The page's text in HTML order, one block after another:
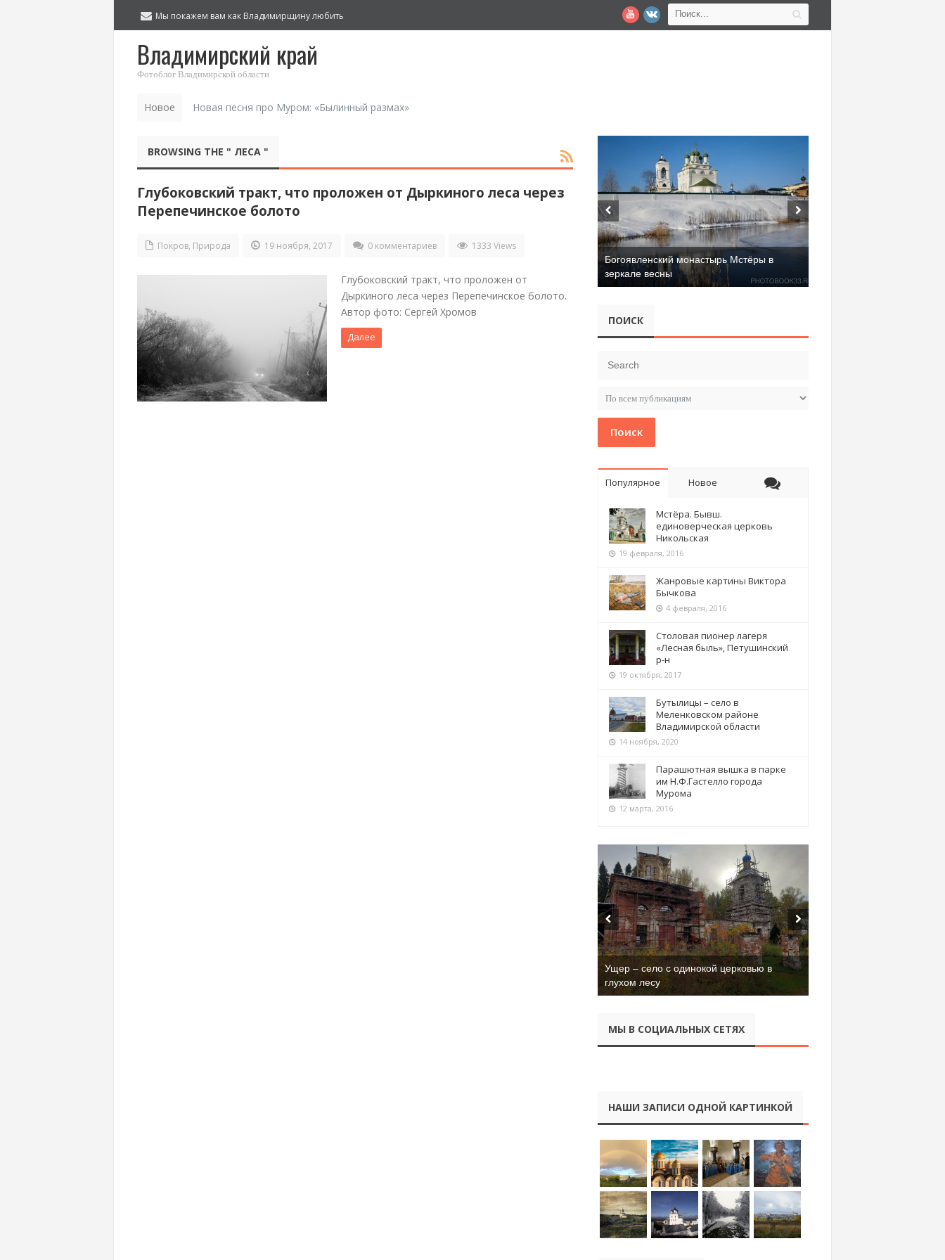
Мы покажем вам как Владимирщину любить
Владимирский край
Фотоблог Владимирской области
Новое Новая песня про Муром: «Былинный размах»
BROWSING THE " ЛЕСА "
Глубоковский тракт, что проложен от Дыркиного леса через
Перепечинское болото
Покров, Природа 19 ноября, 2017 0 комментариев 1333 Views
Глубоковский тракт, что проложен от
Дыркиного леса через Перепечинское болото.
Автор фото: Сергей Хромов
Далее
Богоявленский монастырь Мстёры в
зеркале весны
ПОИСК
Поиск
Популярное Новое
Мстёра. Бывш.
единоверческая церковь
Никольская
19 февраля, 2016
Жанровые картины Виктора
Бычкова
4 февраля, 2016
Столовая пионер лагеря
«Лесная быль», Петушинский
р-н
19 октября, 2017
Бутылицы – село в
Меленковском районе
Владимирской области
14 ноября, 2020
Парашютная вышка в парке
им Н.Ф.Гастелло города
Мурома
12 марта, 2016
Ущер – село с одинокой церковью в
глухом лесу
МЫ В СОЦИАЛЬНЫХ СЕТЯХ
НАШИ ЗАПИСИ ОДНОЙ КАРТИНКОЙ